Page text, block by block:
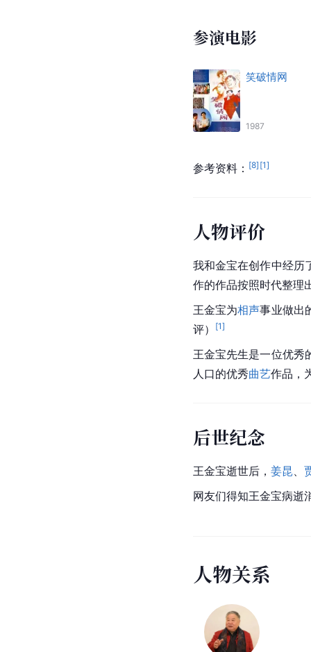
参演电影
笑破情网
1987
参考资料： [8] [1]
人物评价
我和金宝在创作中经历
作的作品按照时代整理
王金宝为相声事业做出
评）
[1]
王金宝先生是一位优秀
人口的优秀曲艺作品，
后世纪念
王金宝逝世后， 姜昆、
网友们得知王金宝病逝
人物关系